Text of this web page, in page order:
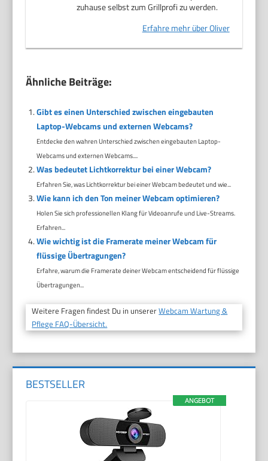
zuhause selbst zum Grillprofi zu werden.
Erfahre mehr über Oliver
Ähnliche Beiträge:
Gibt es einen Unterschied zwischen eingebauten
Laptop-Webcams und externen Webcams?
Entdecke den wahren Unterschied zwischen eingebauten Laptop-
Webcams und externen Webcams....
Was bedeutet Lichtkorrektur bei einer Webcam?
Erfahren Sie, was Lichtkorrektur bei einer Webcam bedeutet und wie...
Wie kann ich den Ton meiner Webcam optimieren?
Holen Sie sich professionellen Klang für Videoanrufe und Live-Streams.
Erfahren...
Wie wichtig ist die Framerate meiner Webcam für
flüssige Übertragungen?
Erfahre, warum die Framerate deiner Webcam entscheidend für flüssige
Übertragungen...
Weitere Fragen findest Du in unsererWebcam Wartung &
Pflege FAQ-Übersicht.
BESTSELLER
ANGEBOT